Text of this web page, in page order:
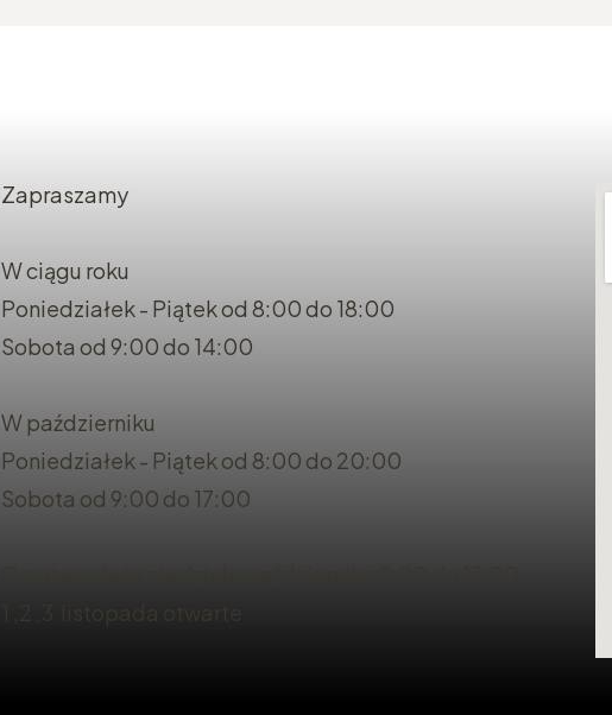
Zapraszamy
W ciągu roku
Poniedziałek - Piątek od 8:00 do 18:00
Sobota od 9:00 do 14:00
W październiku
Poniedziałek - Piątek od 8:00 do 20:00
Sobota od 9:00 do 17:00